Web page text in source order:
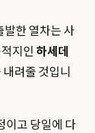
발한 열차는 사
지인 하세데
내려줄 것입니
이고 당일에 다